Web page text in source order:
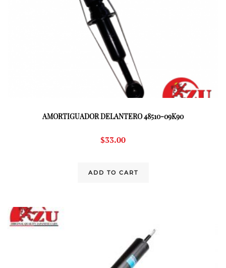
AMORTIGUADOR DELANTERO 48510-09K90
$33.00
ADD TO CART